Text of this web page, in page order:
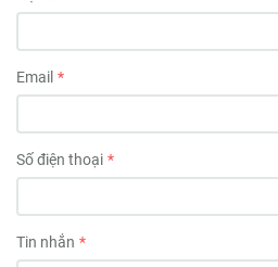
Email
Số điện thoại
Tin nhắn